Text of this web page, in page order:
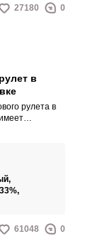
27180 0
в
рулета в
150°С.
термометр.
61048 0